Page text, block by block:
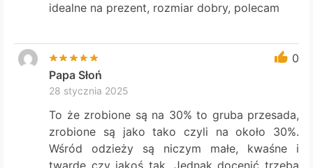
idealne na prezent, rozmiar dobry, polecam
0
Papa Słoń
28 stycznia 2025
To że zrobione są na 30% to gruba przesada,
zrobione są jako tako czyli na około 30%.
Wśród odzieży są niczym małe, kwaśne i
twarde czy jakoś tak. Jednak docenić trzeba